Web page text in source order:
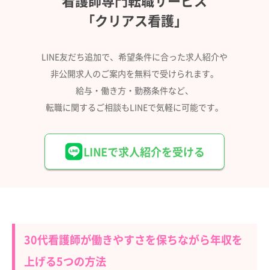
「クリアス看護」
LINE友だち追加で、希望条件に合った求人紹介や
非公開求人のご案内を無料で受けられます。
給与・働き方・勤務条件など、
転職に関するご相談もLINEで気軽に可能です。
LINEで求人紹介を受ける
30代看護師が働きやすさを保ちながら年収を
上げる5つの方法